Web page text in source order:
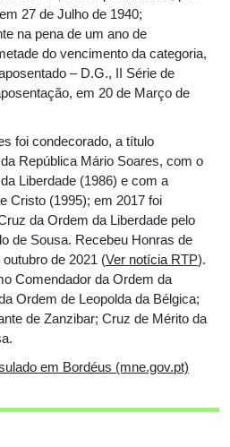
27 de Julho de 1940;
na pena de um ano de
do vencimento da categoria,
– D.G., II Série de
em 20 de Março de
foi condecorado, a título
República Mário Soares, com o
Liberdade (1986) e com a
Cristo (1995); em 2017 foi
da Ordem da Liberdade pelo
de Sousa. Recebeu Honras de
de 2021 (Ver notícia RTP).
Comendador da Ordem da
Ordem de Leopolda da Bélgica;
de Zanzibar; Cruz de Mérito da
em Bordéus (mne.gov.pt)